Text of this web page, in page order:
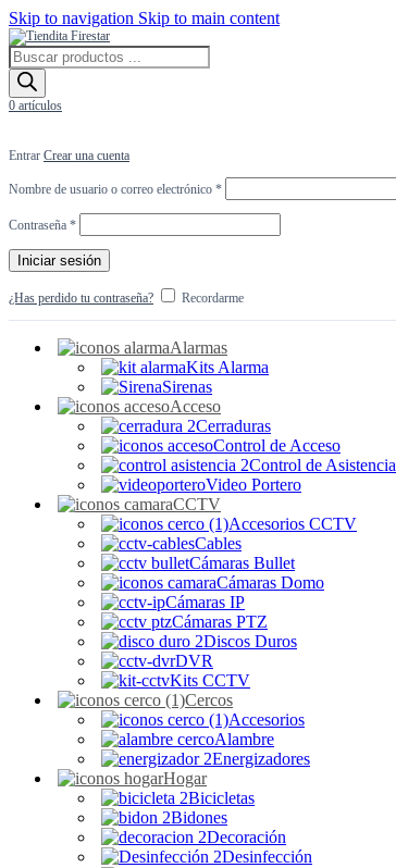
Skip to navigation Skip to main content
Búsqueda
de
productos
0 artículos
Entrar Crear una cuenta
Nombre de usuario o correo electrónico *Obligatorio
Contraseña *Obligatorio
Iniciar sesión
¿Has perdido tu contraseña? Recordarme
Alarmas
Kits Alarma
Sirenas
Acceso
Cerraduras
Control de Acceso
Control de Asistencia
Video Portero
CCTV
Accesorios CCTV
Cables
Cámaras Bullet
Cámaras Domo
Cámaras IP
Cámaras PTZ
Discos Duros
DVR
Kits CCTV
Cercos
Accesorios
Alambre
Energizadores
Hogar
Bicicletas
Bidones
Decoración
Desinfección